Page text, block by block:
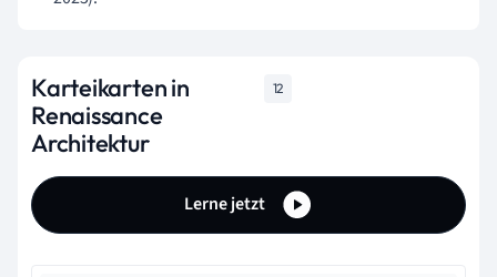
Karteikarten in
Renaissance
Architektur
12
Lerne jetzt